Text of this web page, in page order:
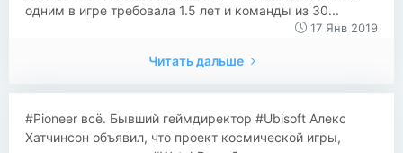
одним в игре требовала 1.5 лет и команды из 30...
17 Янв 2019
Читать дальше
#Pioneer всё. Бывший геймдиректор #Ubisoft Алекс
Хатчинсон объявил, что проект космической игры,